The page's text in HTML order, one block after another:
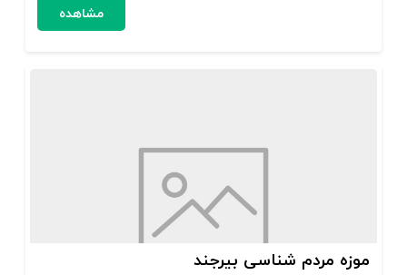
مشاهده
موزه مردم شناسی بیرجند